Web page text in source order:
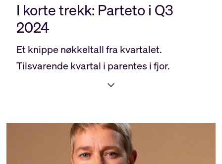
I korte trekk: Parteto i Q3
2024
Et knippe nøkkeltall fra kvartalet.
Tilsvarende kvartal i parentes i fjor.
🔴 Egenkapitalavkastning: 13,7 % (13,9 %)
🔴 12 måneders utlånsvekst 6,4 % (7,9 %)